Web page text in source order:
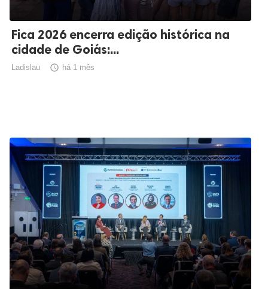
Fica 2026 encerra edição histórica na
cidade de Goiás:...
Ladislau  há 1 mês